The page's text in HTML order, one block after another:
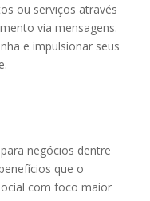
ou serviços através
via mensagens.
e impulsionar seus
negócios dentre
que o
com foco maior